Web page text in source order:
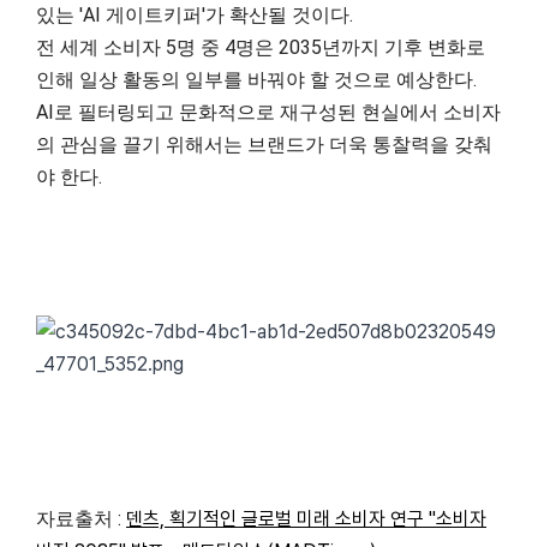
있는 'AI 게이트키퍼'가 확산될 것이다.
전 세계 소비자 5명 중 4명은 2035년까지 기후 변화로
인해 일상 활동의 일부를 바꿔야 할 것으로 예상한다.
AI로 필터링되고 문화적으로 재구성된 현실에서 소비자
의 관심을 끌기 위해서는 브랜드가 더욱 통찰력을 갖춰
야 한다.
자료출처 : 덴츠, 획기적인 글로벌 미래 소비자 연구 "소비자